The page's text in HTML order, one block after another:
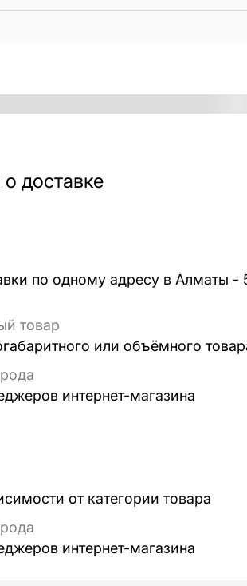
доставке
по одному адресу в Алматы
товар
или объёмного
интернет-магазина
от категории товара
интернет-магазина